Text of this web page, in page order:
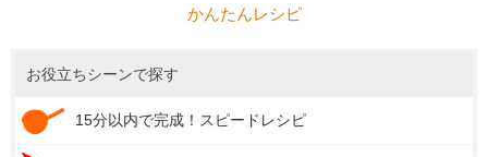
かんたんレシピ
お役立ちシーンで探す
15分以内で完成！スピードレシピ